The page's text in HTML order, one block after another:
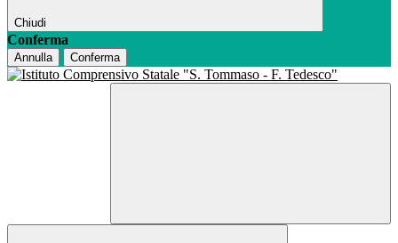
Chiudi
Conferma
Annulla Conferma